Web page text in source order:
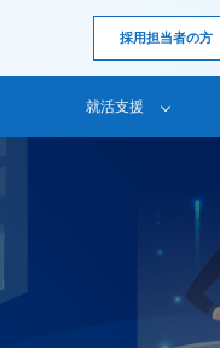
採用担当者の方
就活支援